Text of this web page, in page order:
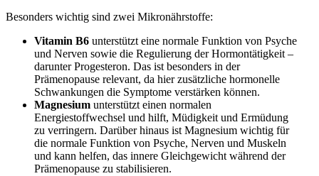
Besonders wichtig sind zwei Mikronährstoffe:
Vitamin B6 unterstützt eine normale Funktion von Psyche
und Nerven sowie die Regulierung der Hormontätigkeit –
darunter Progesteron. Das ist besonders in der
Prämenopause relevant, da hier zusätzliche hormonelle
Schwankungen die Symptome verstärken können.
Magnesium unterstützt einen normalen
Energiestoffwechsel und hilft, Müdigkeit und Ermüdung
zu verringern. Darüber hinaus ist Magnesium wichtig für
die normale Funktion von Psyche, Nerven und Muskeln
und kann helfen, das innere Gleichgewicht während der
Prämenopause zu stabilisieren.